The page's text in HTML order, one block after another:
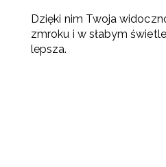
Dzięki nim Twoja
zmroku i w słabym
lepsza.